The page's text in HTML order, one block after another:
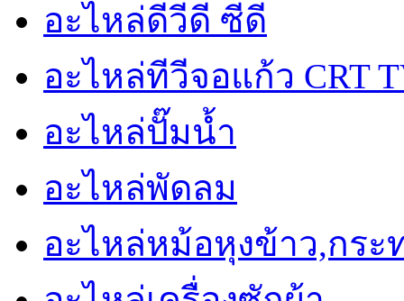
อะไหล่ดีวีดี ซีดี
อะไหล่ทีวีจอแก้ว CRT
อะไหล่ปั๊มน้ำ
อะไหล่พัดลม
อะไหล่หม้อหุงข้าว,กระ